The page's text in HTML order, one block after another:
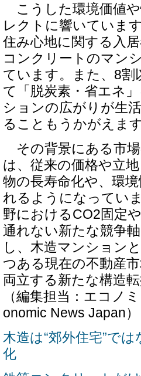
こうした環境価値
レクトに響いていま
住み心地に関する入
コンクリートのマン
ています。また、8割
て「脱炭素・省エネ
ションの広がりが生
ることもうかがえます
その背景にある市
は、従来の価格や立
物の長寿命化や、環
れるようになってい
野におけるCO2固定
通れない新たな競争
し、木造マンション
つある現在の不動産
両立する新たな構造
（編集担当：エコノ
onomic News Japan）
木造は“郊外住宅”で
化